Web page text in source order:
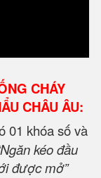
CHÁY
CHÂU ÂU:
01 khóa số và
kéo đầu
được mở”